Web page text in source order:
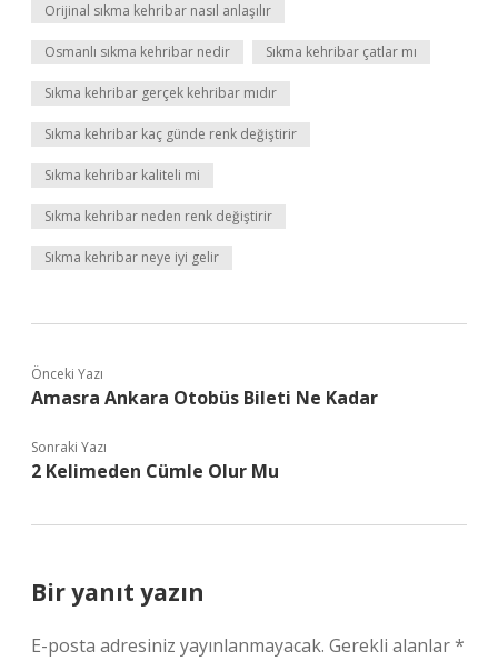
Orijinal sıkma kehribar nasıl anlaşılır
Osmanlı sıkma kehribar nedir Sıkma kehribar çatlar mı
Sıkma kehribar gerçek kehribar mıdır
Sıkma kehribar kaç günde renk değiştirir
Sıkma kehribar kaliteli mi
Sıkma kehribar neden renk değiştirir
Sıkma kehribar neye iyi gelir
Önceki Yazı
Amasra Ankara Otobüs Bileti Ne Kadar
Sonraki Yazı
2 Kelimeden Cümle Olur Mu
Bir yanıt yazın
E-posta adresiniz yayınlanmayacak. Gerekli alanlar*